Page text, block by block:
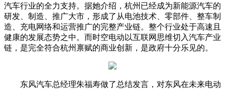
汽车行业的全力支持。据她介绍，杭州已经成为新能源汽车的
研发、制造、推广大市，形成了从电池技术、零部件、整车制
造、充电网络和运营推广的完整产业链。整个行业处于高速且
健康的发展态势之中。而时空电动以互联网思维切入汽车产业
链，是完全符合杭州禀赋的商业创新，是政府十分乐见的。
东风汽车总经理朱福寿做了总结发言，对东风在未来电动